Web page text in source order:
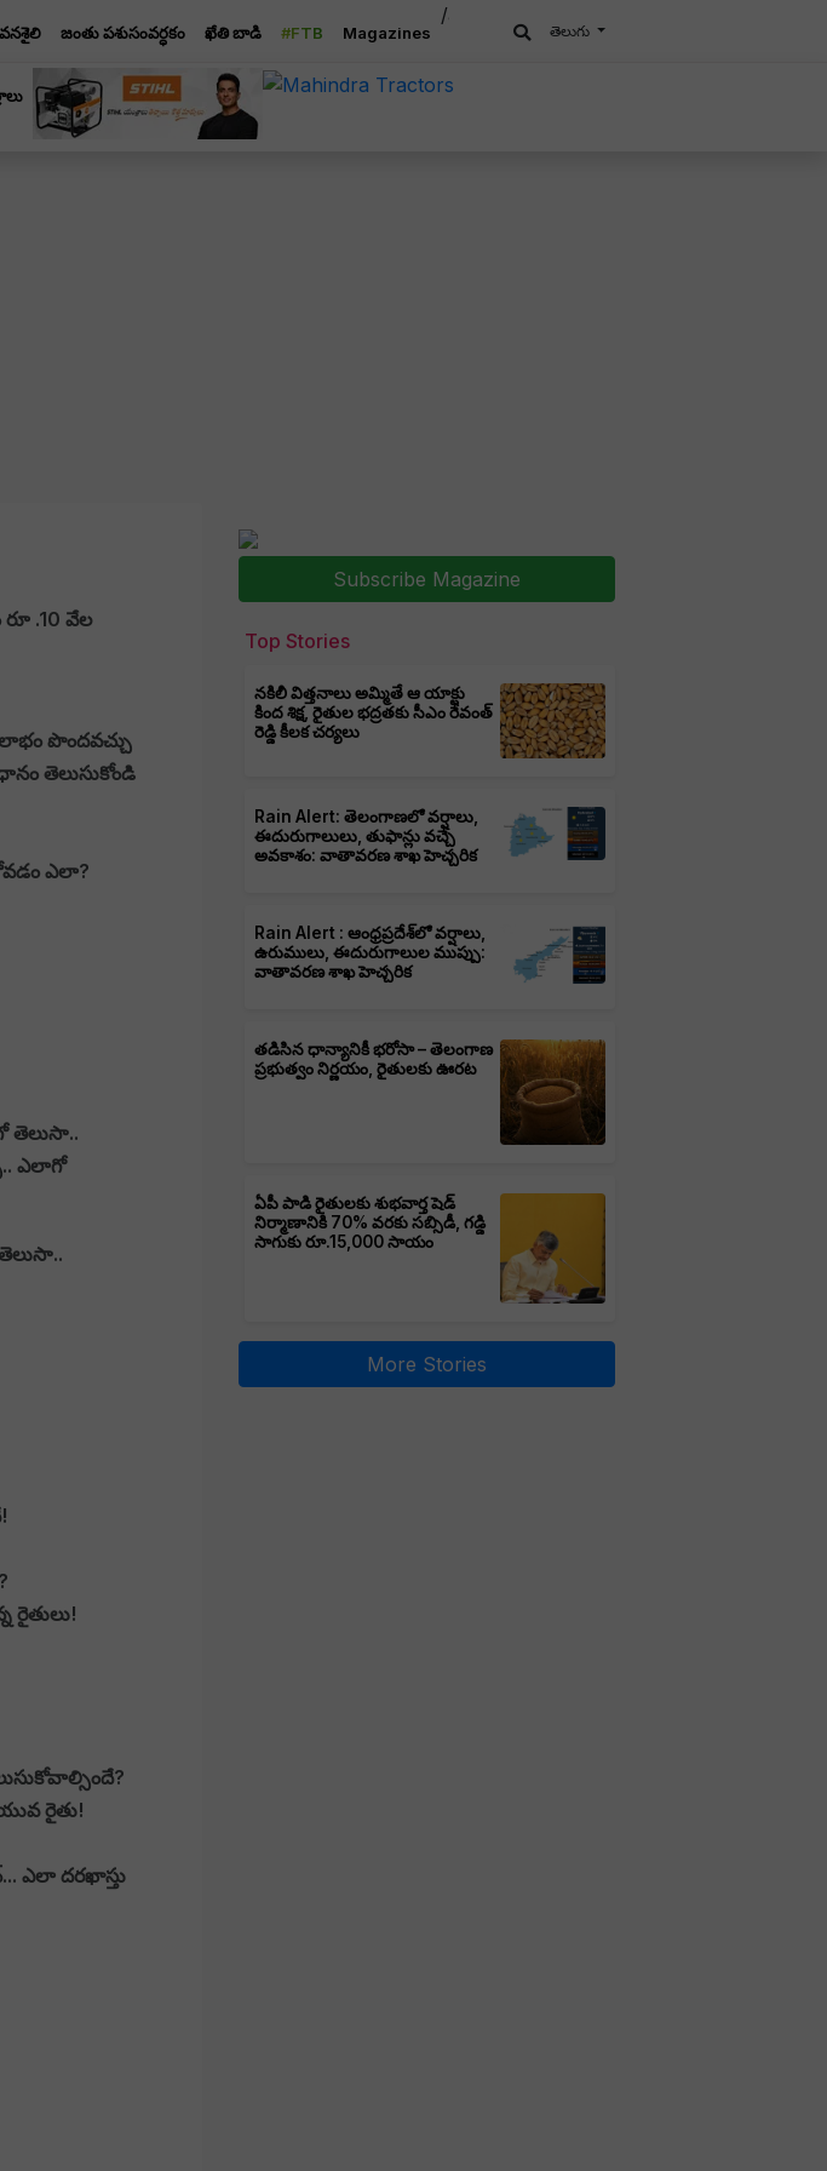
జంతు పశుసంవర్ధకం ఖేతి బాడి #FTB Magazines
/a>
తెలుగు
.10 వేల
పొందవచ్చు
తెలుసుకోండి
ఎలా?
ఎలాగో తెలుసా..
ఎలాగో
రైతులు!
రైతు!
ఎలా దరఖాస్తు
Subscribe Magazine
Top Stories
నకిలీ విత్తనాలు అమ్మితే ఆ యాక్టు
కింద శిక్ష, రైతుల భద్రతకు సీఎం రేవంత్
రెడ్డి కీలక చర్యలు
Rain Alert: తెలంగాణలో వర్షాలు,
ఈదురుగాలులు, తుఫాన్లు వచ్చే
అవకాశం: వాతావరణ శాఖ హెచ్చరిక
Rain Alert : ఆంధ్రప్రదేశ్‌లో వర్షాలు,
ఉరుములు, ఈదురుగాలుల ముప్పు:
వాతావరణ శాఖ హెచ్చరిక
తడిసిన ధాన్యానికీ భరోసా – తెలంగాణ
ప్రభుత్వం నిర్ణయం, రైతులకు ఊరట
ఏపీ పాడి రైతులకు శుభవార్త షెడ్
నిర్మాణానికి 70% వరకు సబ్సిడీ, గడ్డి
సాగుకు రూ.15,000 సాయం
More Stories